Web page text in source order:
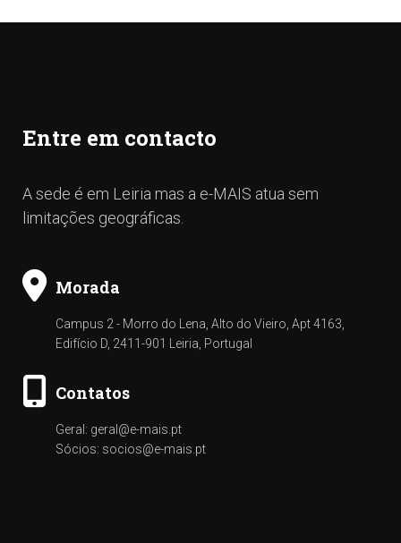
Entre em contacto
A sede é em Leiria mas a e-MAIS atua sem
limitações geográficas.
Morada
Campus 2 - Morro do Lena, Alto do Vieiro, Apt 4163,
Edifício D, 2411-901 Leiria, Portugal
Contatos
Geral: geral@e-mais.pt
Sócios: socios@e-mais.pt